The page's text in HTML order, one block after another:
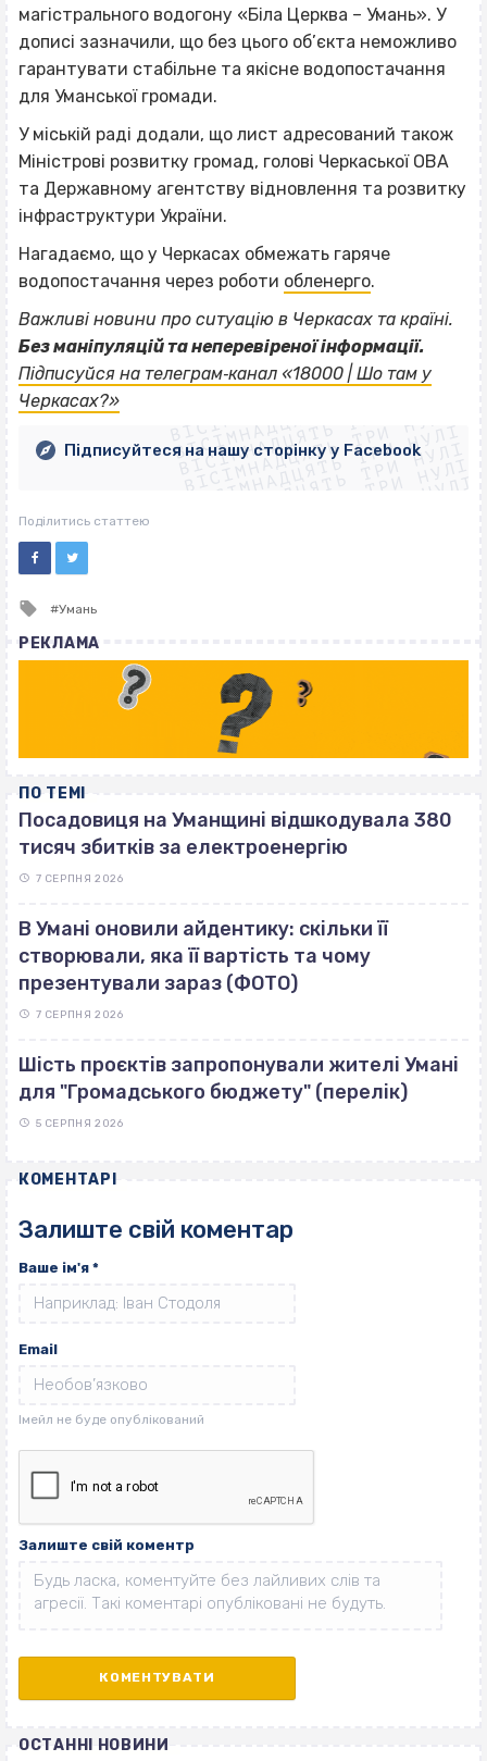
магістрального водогону «Біла Церква – Умань». У
дописі зазначили, що без цього об’єкта неможливо
гарантувати стабільне та якісне водопостачання
для Уманської громади.
У міській раді додали, що лист адресований також
Міністрові розвитку громад, голові Черкаської ОВА
та Державному агентству відновлення та розвитку
інфраструктури України.
Нагадаємо, що у Черкасах обмежать гаряче
водопостачання через роботи обленерго.
Важливі новини про ситуацію в Черкасах та країні.
Без маніпуляцій та неперевіреної інформації.
Підписуйся на телеграм‐канал «18000 | Шо там у
Черкасах?»
ВІСІМНАДЦЯТЬ ТРИ НУЛІ
ВІСІМНАДЦЯТЬ ТРИ НУЛІ
ВІСІМНАДЦЯТЬ ТРИ НУЛІ
ВІСІМНАДЦЯТЬ ТРИ НУЛІ
ВІСІМНАДЦЯТЬ ТРИ НУЛІ
ВІСІМНАДЦЯТЬ ТРИ НУЛІ
ВІСІМНАДЦЯТЬ ТРИ НУЛІ
ВІСІМНАДЦЯТЬ ТРИ НУЛІ
Підписуйтеся на нашу сторінку у Facebook
Поділитись статтею
Tagged
Умань
РЕКЛАМА
ПО ТЕМІ
Посадовиця на Уманщині відшкодувала 380
тисяч збитків за електроенергію
7 СЕРПНЯ 2026
В Умані оновили айдентику: скільки її
створювали, яка її вартість та чому
презентували зараз (ФОТО)
7 СЕРПНЯ 2026
Шість проєктів запропонували жителі Умані
для "Громадського бюджету" (перелік)
5 СЕРПНЯ 2026
КОМЕНТАРІ
Залиште свій коментар
Ваше ім'я *
Email
Залиште свій коментр
ОСТАННІ НОВИНИ